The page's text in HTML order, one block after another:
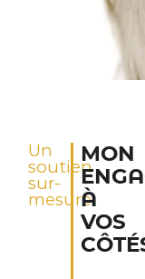
Un
soutien
sur-
mesure
MON
À
VOS